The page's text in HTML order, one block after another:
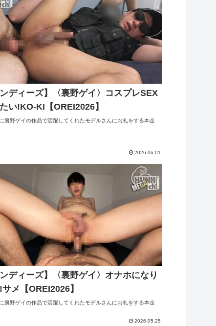
ンディーズ】〈裏野ゲイ〉コスプレSEX
い!KO-KI【OREI2026】
裏野ゲイの作品で活躍してくれたモデルさんにお礼をする本企
2026.06.01
ンディーズ】〈裏野ゲイ〉オナホになり
メ【OREI2026】
裏野ゲイの作品で活躍してくれたモデルさんにお礼をする本企
2026.05.25